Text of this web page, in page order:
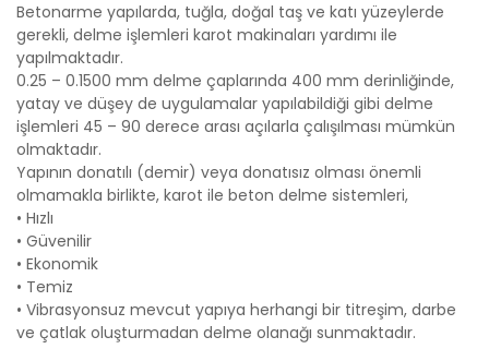
Betonarme yapılarda, tuğla, doğal taş ve katı yüzeylerde
gerekli, delme işlemleri karot makinaları yardımı ile
yapılmaktadır.
0.25 – 0.1500 mm delme çaplarında 400 mm derinliğinde,
yatay ve düşey de uygulamalar yapılabildiği gibi delme
işlemleri 45 – 90 derece arası açılarla çalışılması mümkün
olmaktadır.
Yapının donatılı (demir) veya donatısız olması önemli
olmamakla birlikte, karot ile beton delme sistemleri,
• Hızlı
• Güvenilir
• Ekonomik
• Temiz
• Vibrasyonsuz mevcut yapıya herhangi bir titreşim, darbe
ve çatlak oluşturmadan delme olanağı sunmaktadır.